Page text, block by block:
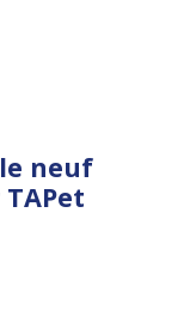
neuf
TAPet